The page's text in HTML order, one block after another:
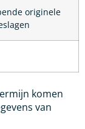
originele
komen
van